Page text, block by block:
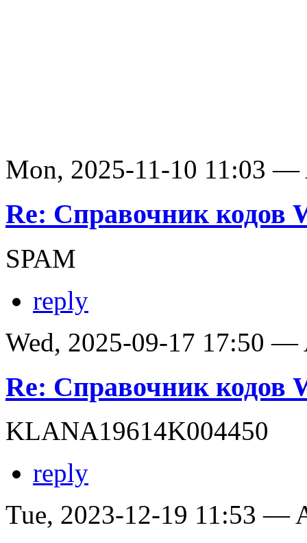
Mon, 2025-11-10 11:03 —
Re: Справочник кодов
SPAM
reply
Wed, 2025-09-17 17:50 —
Re: Справочник кодов
KLANA19614K004450
reply
Tue, 2023-12-19 11:53 —